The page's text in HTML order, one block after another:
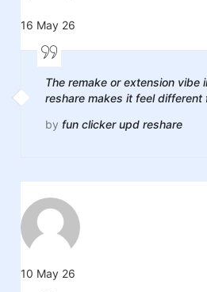
16 May 26
The remake or extension vibe
reshare makes it feel different
by fun clicker upd reshare
10 May 26